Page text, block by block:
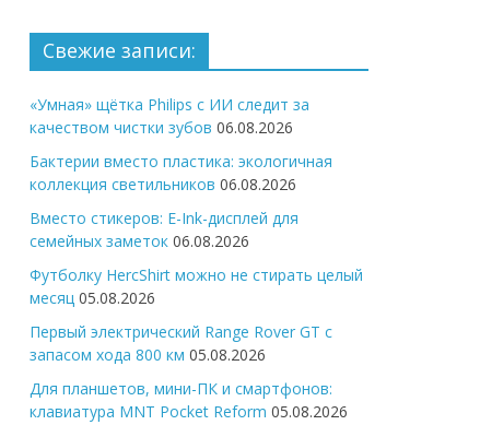
Свежие записи:
«Умная» щётка Philips с ИИ следит за
качеством чистки зубов 06.08.2026
Бактерии вместо пластика: экологичная
коллекция светильников 06.08.2026
Вместо стикеров: E-Ink-дисплей для
семейных заметок 06.08.2026
Футболку HercShirt можно не стирать целый
месяц 05.08.2026
Первый электрический Range Rover GT с
запасом хода 800 км 05.08.2026
Для планшетов, мини-ПК и смартфонов:
клавиатура MNT Pocket Reform 05.08.2026